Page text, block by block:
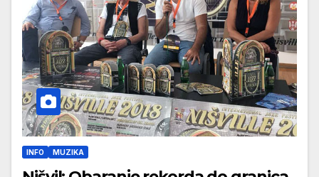
INFO MUZIKA